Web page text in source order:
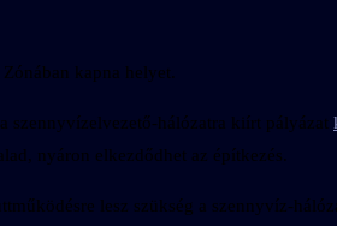
kapna helyet.
szennyvízelvezető-hálózatra kiírt pályázat
nyáron elkezdődhet az építkezés.
lesz szükség a szennyvíz-